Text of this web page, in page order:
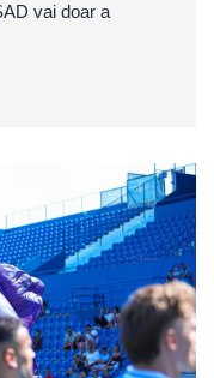
vai doar a